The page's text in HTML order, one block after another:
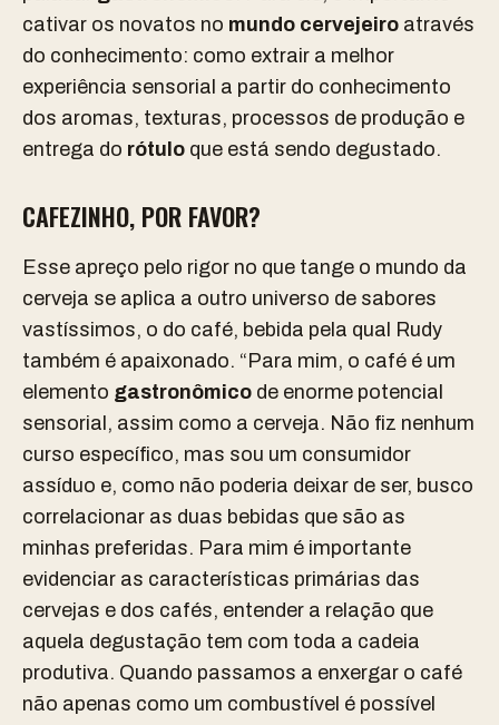
cativar os novatos no mundo cervejeiro através
do conhecimento: como extrair a melhor
experiência sensorial a partir do conhecimento
dos aromas, texturas, processos de produção e
entrega do rótulo que está sendo degustado.
CAFEZINHO, POR FAVOR?
Esse apreço pelo rigor no que tange o mundo da
cerveja se aplica a outro universo de sabores
vastíssimos, o do café, bebida pela qual Rudy
também é apaixonado. “Para mim, o café é um
elemento gastronômico de enorme potencial
sensorial, assim como a cerveja. Não fiz nenhum
curso específico, mas sou um consumidor
assíduo e, como não poderia deixar de ser, busco
correlacionar as duas bebidas que são as
minhas preferidas. Para mim é importante
evidenciar as características primárias das
cervejas e dos cafés, entender a relação que
aquela degustação tem com toda a cadeia
produtiva. Quando passamos a enxergar o café
não apenas como um combustível é possível